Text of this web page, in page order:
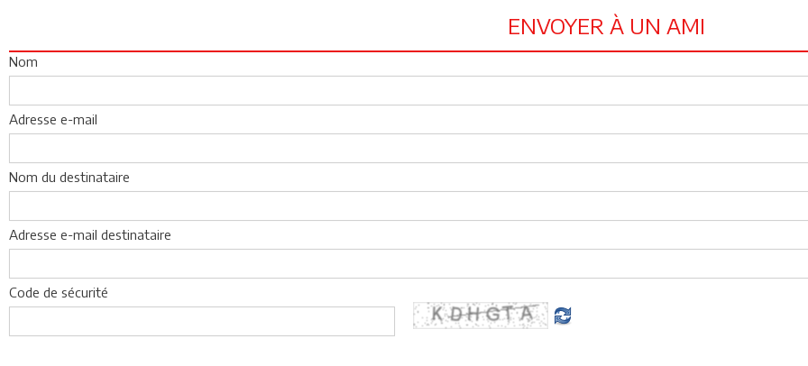
ENVOYER À UN AMI
Nom
Adresse e-mail
Nom du destinataire
Adresse e-mail destinataire
Code de sécurité